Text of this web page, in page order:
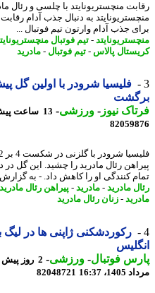
منچستریونایتد با چلسی و رئال
به دنبال جذب آدام رقابت
جذب آدام وارتون تیم فوتبال ...
-تیم فوتبال منچستریونایتد-
پالاس-تیم فوتبال-مادرید
فلیسیا شرودر با اولین گل پیش
نیوز-ورزشی-13 ساعت پیش - دوشنبه 19 مرداد 1405، 10:15
کنندگی او را کاهش داد. - به گزارش
مادرید- مادرید- پیراهن رئال مادرید-
- زنان رئال مادرید
رکوردشکنی ژاپنی ها در لیگ برتر
فوتبال-ورزشی-
16:37
82048721